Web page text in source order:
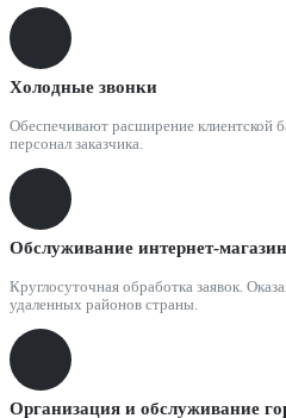
Холодные звонки
Обеспечивают расширение клиентской
персонал заказчика.
Обслуживание интернет-
Круглосуточная обработка заявок.
удаленных районов страны.
Организация и обслуживание